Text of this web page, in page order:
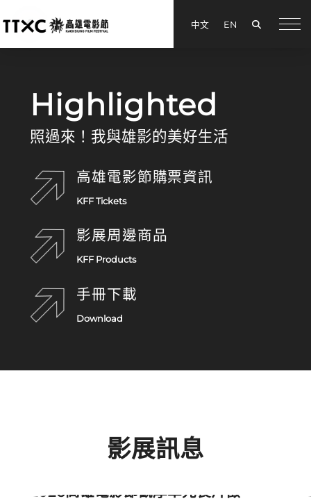
中文 EN
Highlighted
照過來！我與雄影的美好生活
高雄電影節購票資訊
KFF Tickets
影展周邊商品
KFF Products
手冊下載
Download
影展訊息
2026高雄電影節觀摩單元長片徵